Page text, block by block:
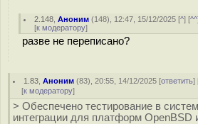
2.148 ,Аноним (148), 12:47, 15/12/2025 [^] [^^
[к модератору]
разве не переписано?
1.83 ,Аноним (83), 20:55, 14/12/2025 [ответить]
[к модератору]
> Обеспечено тестирование в
интеграции для платформ OpenBSD